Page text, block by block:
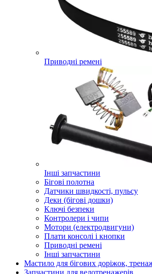
Приводні ремені
Інші запчастини
Бігові полотна
Датчики швидкості, пульсу
Деки (бігові дошки)
Ключі безпеки
Контролери і чипи
Мотори (електродвигуни)
Плати консолі і кнопки
Приводні ремені
Інші запчастини
Мастило для бігових доріжок,
Запчастини для велотренажерів